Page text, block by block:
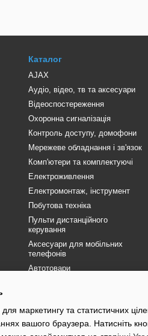
Каталог
AJAX
Аудіо, відео, тв та аксесуари
Відеоспостереження
Охоронна сигналізація
Контроль доступу, домофони
Мережеве обладнання і зв'язок
Комп'ютери та комплектуючі
Електроживлення
Електромонтаж, інструмент
Побутова техніка
Пульти дистанційного
керування
Аксесуари для мобільних
телефонів
Автотовари
Розпродаж
маркетингу та статистичних
вашого браузера. Натисніть